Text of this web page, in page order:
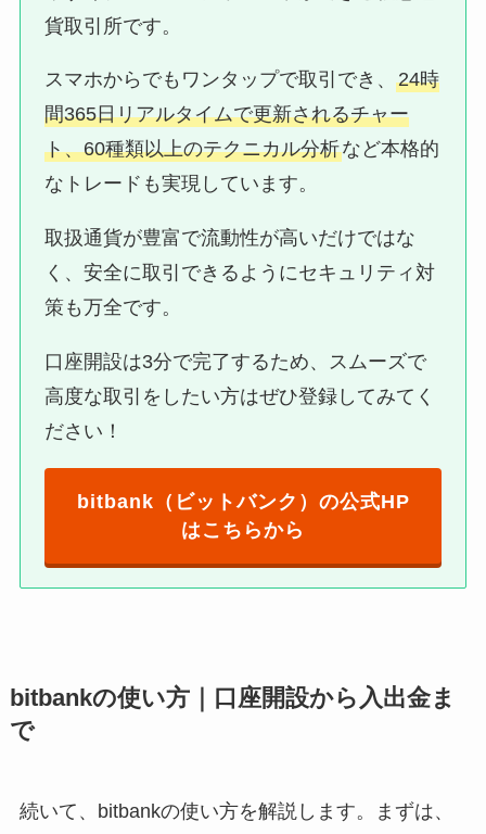
貨取引所です。
スマホからでもワンタップで取引でき、24時
間365日リアルタイムで更新されるチャー
ト、60種類以上のテクニカル分析など本格的
なトレードも実現しています。
取扱通貨が豊富で流動性が高いだけではな
く、安全に取引できるようにセキュリティ対
策も万全です。
口座開設は3分で完了するため、スムーズで
高度な取引をしたい方はぜひ登録してみてく
ださい！
bitbank（ビットバンク）の公式HP
はこちらから
bitbankの使い方｜口座開設から入出金ま
で
続いて、bitbankの使い方を解説します。まずは、